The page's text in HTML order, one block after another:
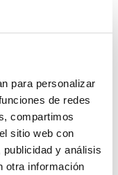
para personalizar
de redes
compartimos
sitio web con
y análisis
otra información